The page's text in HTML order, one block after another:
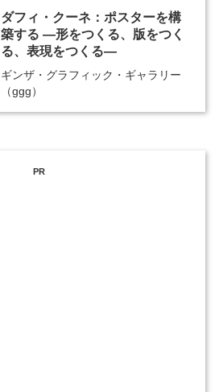
ダフィ・クーネ：ポスターを構
築する ―形をつくる、版をつく
る、表現をつくる―
ギンザ・グラフィック・ギャラリー
（ggg）
PR